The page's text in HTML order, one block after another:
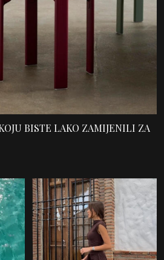
BISTE LAKO ZAMIJENILI ZA